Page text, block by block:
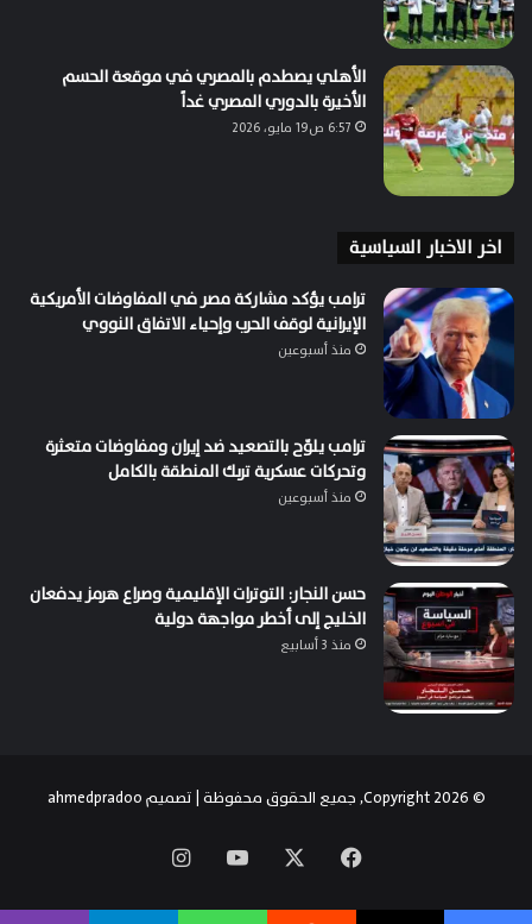
الأهلي يصطدم بالمصري في موقعة الحسم
الأخيرة بالدوري المصري غداً
6:57 ص19 مايو، 2026
اخر الاخبار السياسية
ترامب يؤكد مشاركة مصر في المفاوضات الأمريكية
الإيرانية لوقف الحرب وإحياء الاتفاق النووي
منذ أسبوعين
ترامب يلوّح بالتصعيد ضد إيران ومفاوضات متعثرة
وتحركات عسكرية تربك المنطقة بالكامل
منذ أسبوعين
حسن النجار: التوترات الإقليمية وصراع هرمز يدفعان
الخليج إلى أخطر مواجهة دولية
منذ 3 أسابيع
© Copyright 2026, جميع الحقوق محفوظة | تصميم ahmedpradoo
فيسبوك ‫YouTube